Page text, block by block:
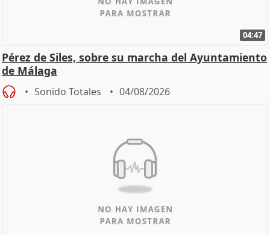
04:47
Pérez de Siles, sobre su marcha del Ayuntamiento
de Málaga
Sonido Totales 04/08/2026